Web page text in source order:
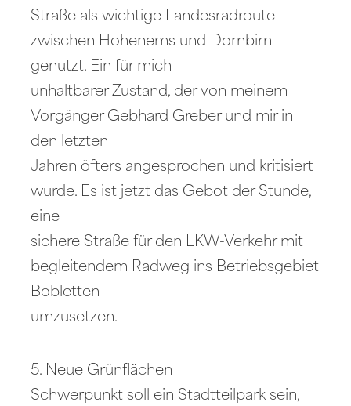
Straße als wichtige Landesradroute
zwischen Hohenems und Dornbirn
genutzt. Ein für mich
unhaltbarer Zustand, der von meinem
Vorgänger Gebhard Greber und mir in
den letzten
Jahren öfters angesprochen und kritisiert
wurde. Es ist jetzt das Gebot der Stunde,
eine
sichere Straße für den LKW-Verkehr mit
begleitendem Radweg ins Betriebsgebiet
Bobletten
umzusetzen.
5. Neue Grünflächen
Schwerpunkt soll ein Stadtteilpark sein,